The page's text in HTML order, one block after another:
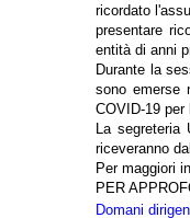
ricordato
presentare
entità di anni
Durante la
sono emerse
COVID-19 per
La
riceveranno
Per maggiori
PER
Domani